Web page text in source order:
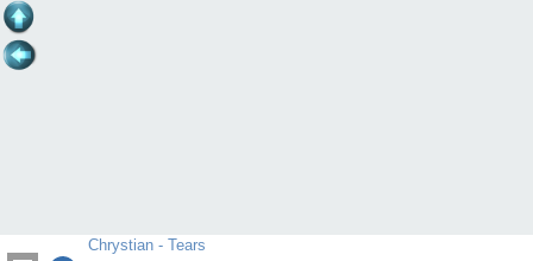
Chrystian - Tears